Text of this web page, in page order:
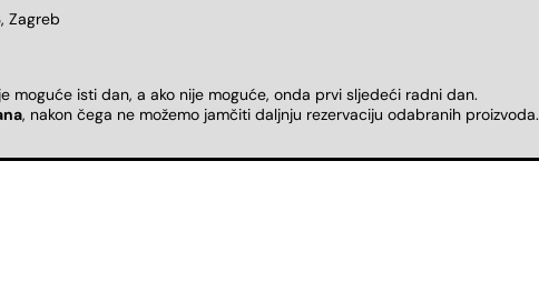
Zagreb
moguće isti dan, a ako nije moguće, onda prvi sljedeći radni dan.
, nakon čega ne možemo jamčiti daljnju rezervaciju odabranih proizvoda.